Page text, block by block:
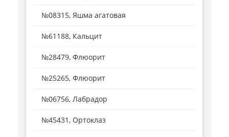
№08315, Яшма агатовая
№61188, Кальцит
№28479, Флюорит
№25265, Флюорит
№06756, Лабрадор
№45431, Ортоклаз